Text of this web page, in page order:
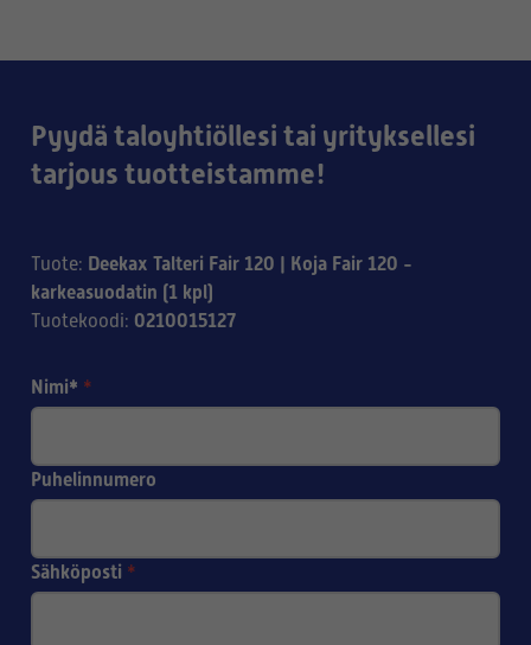
Pyydä taloyhtiöllesi tai yrityksellesi
tarjous tuotteistamme!
Tuote: Deekax Talteri Fair 120 | Koja Fair 120 -
karkeasuodatin (1 kpl)
Tuotekoodi: 0210015127
Nimi* *
Puhelinnumero
Sähköposti *